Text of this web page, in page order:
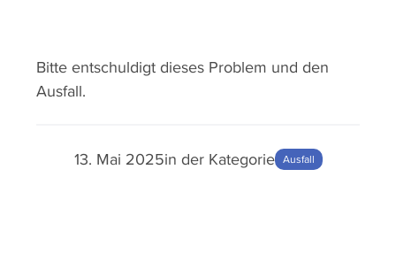
Bitte entschuldigt dieses Problem und den
Ausfall.
13. Mai 2025in der Kategorie Ausfall